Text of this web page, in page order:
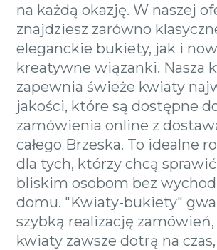
na każdą okazję. W naszej
znajdziesz zarówno
eleganckie bukiety, jak i
kreatywne wiązanki. Nasza
zapewnia świeże kwiaty
jakości, które są dostępne
zamówienia online z
całego Brzeska. To idealne
dla tych, którzy chcą
bliskim osobom bez
domu. "Kwiaty-bukiety"
szybką realizację zamówień,
kwiaty zawsze dotrą na